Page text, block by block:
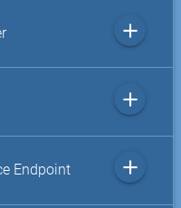
add
add
Endpoint add